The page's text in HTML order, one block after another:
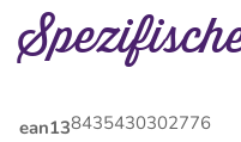
ean138435430302776